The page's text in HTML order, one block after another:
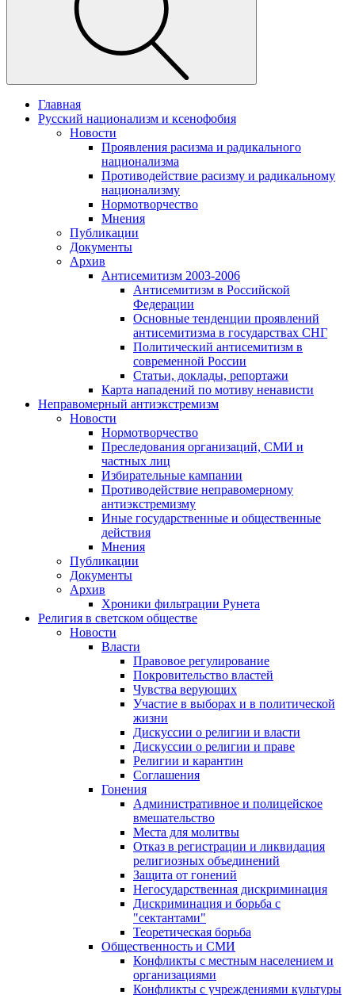
Главная
Русский национализм и ксенофобия
Новости
Проявления расизма и радикального
национализма
Противодействие расизму и радикальному
национализму
Нормотворчество
Мнения
Публикации
Документы
Архив
Антисемитизм 2003-2006
Антисемитизм в Российской
Федерации
Основные тенденции проявлений
антисемитизма в государствах СНГ
Политический антисемитизм в
современной России
Статьи, доклады, репортажи
Карта нападений по мотиву ненависти
Неправомерный антиэкстремизм
Новости
Нормотворчество
Преследования организаций, СМИ и
частных лиц
Избирательные кампании
Противодействие неправомерному
антиэкстремизму
Иные государственные и общественные
действия
Мнения
Публикации
Документы
Архив
Хроники фильтрации Рунета
Религия в светском обществе
Новости
Власти
Правовое регулирование
Покровительство властей
Чувства верующих
Участие в выборах и в политической
жизни
Дискуссии о религии и власти
Дискуссии о религии и праве
Религии и карантин
Соглашения
Гонения
Административное и полицейское
вмешательство
Места для молитвы
Отказ в регистрации и ликвидация
религиозных объединений
Защита от гонений
Негосударственная дискриминация
Дискриминация и борьба с
"сектантами"
Теоретическая борьба
Общественность и СМИ
Конфликты с местным населением и
организациями
Конфликты с учреждениями культуры